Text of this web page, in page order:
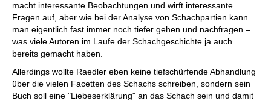
macht interessante Beobachtungen und wirft interessante
Fragen auf, aber wie bei der Analyse von Schachpartien kann
man eigentlich fast immer noch tiefer gehen und nachfragen –
was viele Autoren im Laufe der Schachgeschichte ja auch
bereits gemacht haben.
Allerdings wollte Raedler eben keine tiefschürfende Abhandlung
über die vielen Facetten des Schachs schreiben, sondern sein
Buch soll eine "Liebeserklärung" an das Schach sein und damit